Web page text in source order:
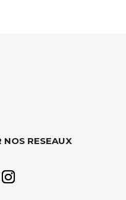
NOS RESEAUX